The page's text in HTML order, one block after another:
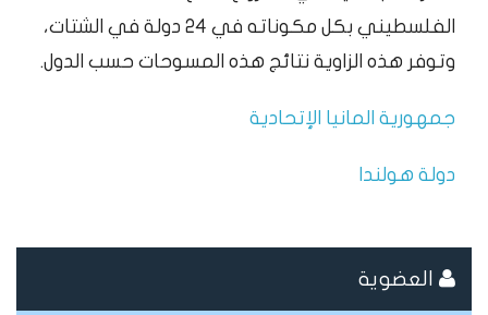
الفلسطيني بكل مكوناته في 24 دولة في الشتات،
وتوفر هذه الزاوية نتائج هذه المسوحات حسب الدول.
جمهورية المانيا الإتحادية
دولة هولندا
العضوية